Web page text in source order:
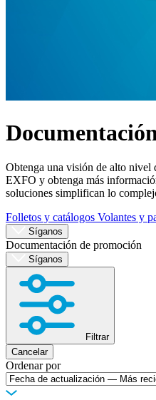
Socios
Obtenga una visión de alto nivel
EXFO y obtenga más
soluciones simplifican lo
Folletos y catálogos Volantes y
Síganos
Documentación de promoción
Síganos
Filtrar
Cancelar
Ordenar por